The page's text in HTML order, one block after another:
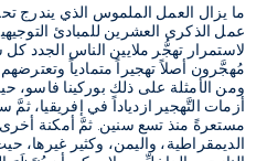
ما يزال العمل الملموس الذي يندرج
عمل الذكرى العشرين للمبادئ
لاستمرار تهجُّر ملايين الناس الجدد
مُهجَّرون أصلاً تهجيراً متمادياً
ومن الأمثلة على ذلك بوركينا فاسو،
أزمات التَّهجير ازدياداً في إفريقيا،
مستعرةً منذ تسع سنين. ثمَّ أمكنة أخرى
الديمقراطية، واليمن، وكثير غيرها،